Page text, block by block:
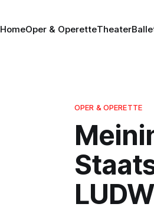
HomeOper & OperetteTheater
OPER & OPERETTE